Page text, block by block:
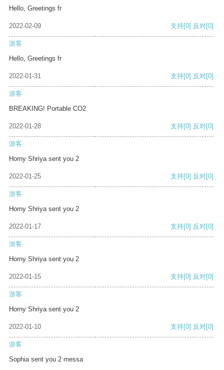
Hello, Greetings fr
2022-02-09 支持[0] 反对[0]
游客
Hello, Greetings fr
2022-01-31 支持[0] 反对[0]
游客
BREAKING! Portable CO2
2022-01-28 支持[0] 反对[0]
游客
Horny Shriya sent you 2
2022-01-25 支持[0] 反对[0]
游客
Horny Shriya sent you 2
2022-01-17 支持[0] 反对[0]
游客
Horny Shriya sent you 2
2022-01-15 支持[0] 反对[0]
游客
Horny Shriya sent you 2
2022-01-10 支持[0] 反对[0]
游客
Sophia sent you 2 messa